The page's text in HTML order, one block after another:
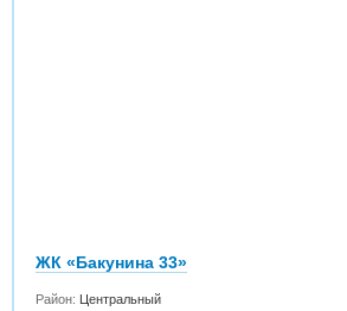
ЖК «Бакунина 33»
Район: Центральный